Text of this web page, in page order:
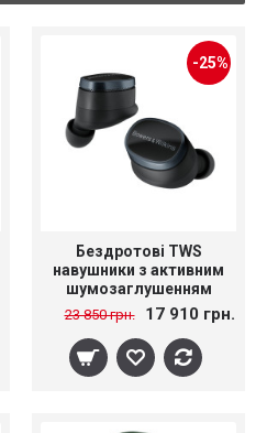
-25%
Бездротові TWS
навушники з активним
шумозаглушенням
Bowers & Wilkins Pi8
23 850 грн. 17 910 грн.